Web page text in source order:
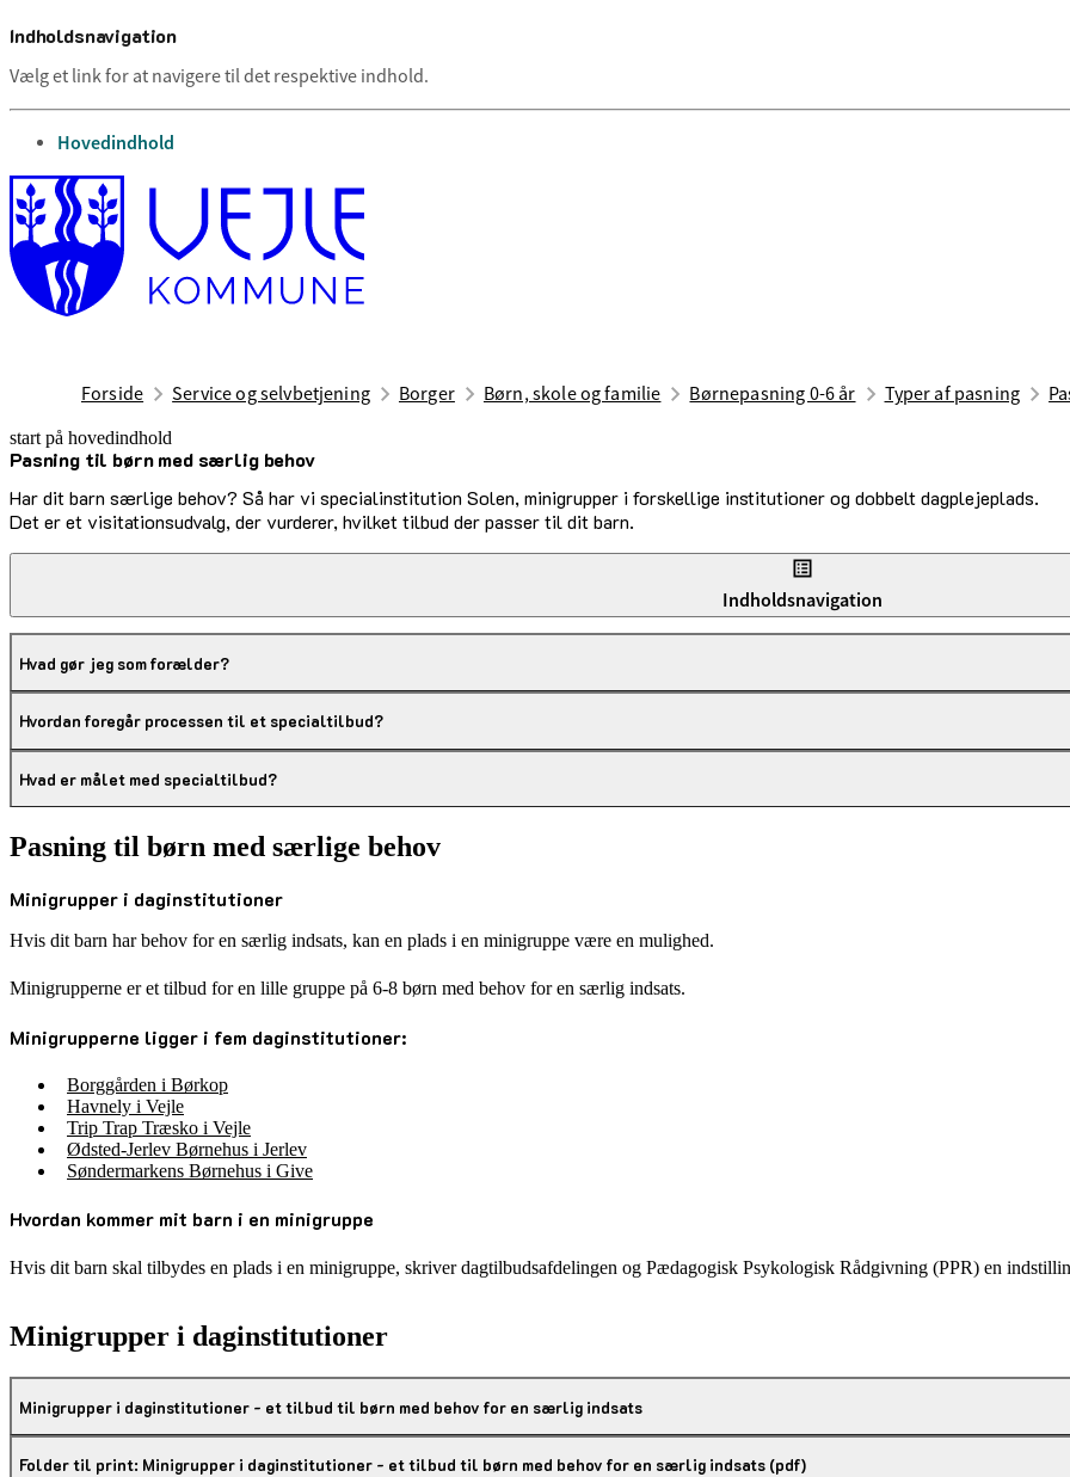
Indholdsnavigation
Vælg et link for at navigere til det respektive indhold.
gå til
Hovedindhold
Forside Service og selvbetjening Borger Børn, skole og familie Børnepasning 0-6 år Typer af pasning
start på hovedindhold
Pasning til børn med særlig behov
Har dit barn særlige behov? Så har vi specialinstitution Solen, minigrupper i forskellige institutioner og dobbelt dagplejeplads.
Det er et visitationsudvalg, der vurderer, hvilket tilbud der passer til dit barn.
senest opdateret 6. maj 2025
Indholdsnavigation
Hvad gør jeg som forældre og hvordan fungerer processen?
Hvad gør jeg som forælder?
Hvordan foregår processen til et specialtilbud?
Hvad er målet med specialtilbud?
Pasning til børn med særlige behov
Minigrupper i daginstitutioner
Hvis dit barn har behov for en særlig indsats, kan en plads i en minigruppe være en mulighed.
Minigrupperne er et tilbud for en lille gruppe på 6-8 børn med behov for en særlig indsats.
Minigrupperne ligger i fem daginstitutioner:
Borggården i Børkop
Havnely i Vejle
Trip Trap Træsko i Vejle
Ødsted-Jerlev Børnehus i Jerlev
Søndermarkens Børnehus i Give
Hvordan kommer mit barn i en minigruppe
Hvis dit barn skal tilbydes en plads i en minigruppe, skriver dagtilbudsafdelingen og Pædagogisk Psykologisk Rådgivning (PPR) en
Minigrupper i daginstitutioner
Minigrupper i daginstitutioner - et tilbud til børn med behov for en særlig indsats
Folder til print: Minigrupper i daginstitutioner - et tilbud til børn med behov for en særlig indsats (pdf)